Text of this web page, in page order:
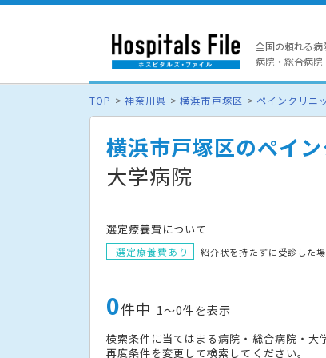
全国の頼れる
病院・総合病院
TOP 神奈川県 横浜市戸塚区 ペインクリニ
横浜市戸塚区のペイ
大学病院
選定療養費について
選定療養費あり
紹介状を持たずに受診した
0件中 1〜0件を表示
検索条件に当てはまる病院・総合病院・大
再度条件を変更して検索してください。